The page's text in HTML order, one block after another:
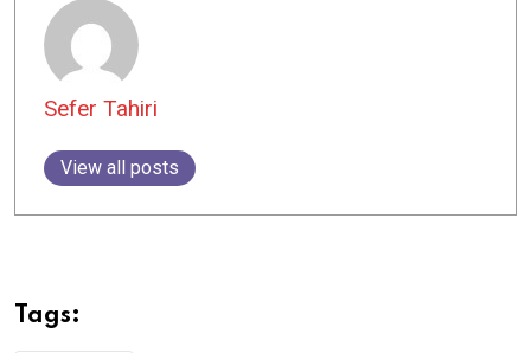
Sefer Tahiri
View all posts
Tags: